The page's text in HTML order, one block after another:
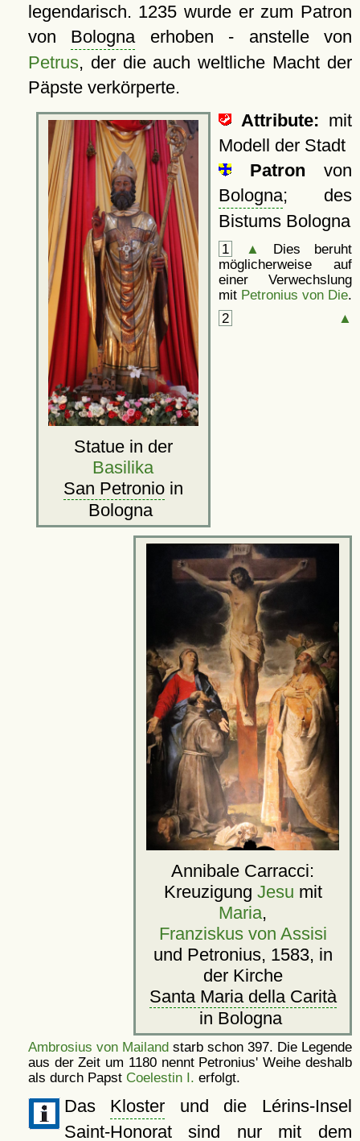
legendarisch. 1235 wurde er zum Patron
von Bolognaerhoben - anstelle von
Petrus, der die auch weltliche Macht der
Päpste verkörperte.
Statue in der
Basilika
San Petronioin
Bologna
Annibale Carracci:
Kreuzigung Jesu mit
Maria,
Franziskus von Assisi
und Petronius, 1583, in
der Kirche
Santa Maria della Carità
in Bologna
Attribute: mit
Modell der Stadt
Patron von
Bologna; des
Bistums Bologna
1 ▲
Dies beruht
möglicherweise auf
einer Verwechslung
mit Petronius von Die.
2
▲
Ambrosius von Mailandstarb schon 397. Die Legende
aus der Zeit um 1180 nennt Petronius' Weihe deshalb
als durch Papst Coelestin I. erfolgt.
Das Kloster und die Lérins-Insel
Saint-Honorat sind nur mit dem